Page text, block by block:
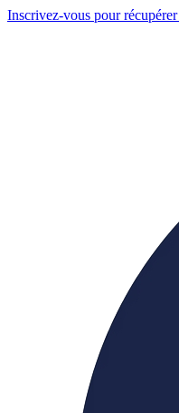
Inscrivez-vous pour